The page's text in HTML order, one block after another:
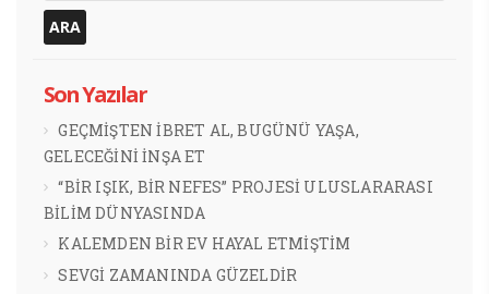
Son Yazılar
GEÇMİŞTEN İBRET AL, BUGÜNÜ YAŞA,
GELECEĞİNİ İNŞA ET
“BİR IŞIK, BİR NEFES” PROJESİ ULUSLARARASI
BİLİM DÜNYASINDA
KALEMDEN BİR EV HAYAL ETMİŞTİM
SEVGİ ZAMANINDA GÜZELDİR